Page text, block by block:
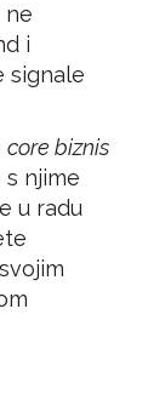
ne
i
signale
core biznis
njime
u radu